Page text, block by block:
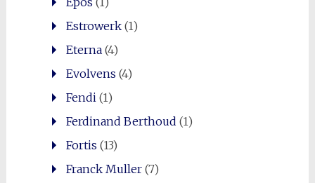
Estrowerk(1)
Eterna(4)
Evolvens (4)
Fendi (1)
Ferdinand Berthoud (1)
Fortis (13)
Franck Muller(7)